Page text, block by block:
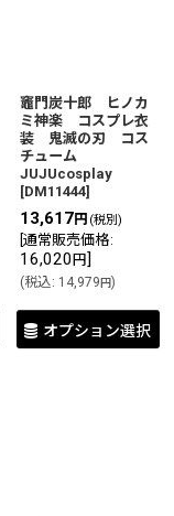
竈門炭十郎 ヒノカ
ミ神楽 コスプレ衣
装 鬼滅の刃 コス
チューム
JUJUcosplay
[DM11444]
13,617円 (税別)
通常販売価格:
16,020 円]
(税込: 14,979円)
オプション選択